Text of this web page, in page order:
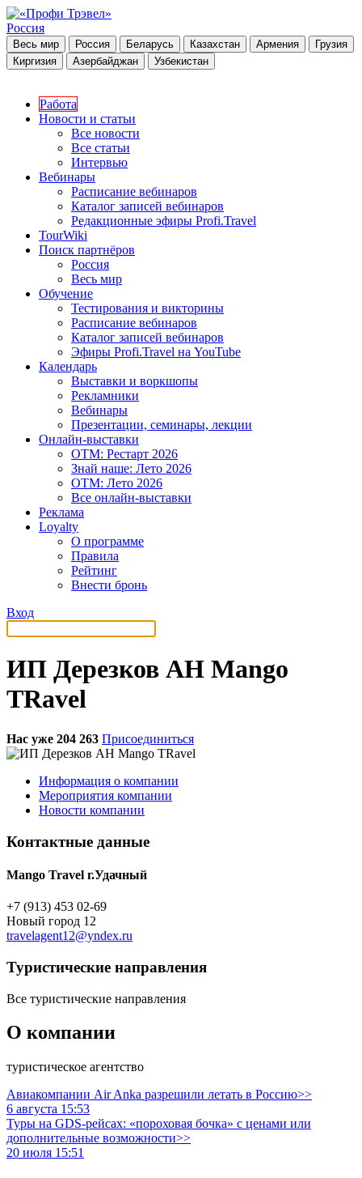
Россия
Весь мир Россия Беларусь Казахстан Армения
Грузия
Киргизия
Азербайджан Узбекистан
Работа
Новости и статьи
Все новости
Все статьи
Интервью
Вебинары
Расписание вебинаров
Каталог записей вебинаров
Редакционные эфиры Profi.Travel
TourWiki
Поиск партнёров
Россия
Весь мир
Обучение
Тестирования и викторины
Расписание вебинаров
Каталог записей вебинаров
Эфиры Profi.Travel на YouTube
Календарь
Выставки и воркшопы
Рекламники
Вебинары
Презентации, семинары, лекции
Онлайн-выставки
OTM: Рестарт 2026
Знай наше: Лето 2026
OTM: Лето 2026
Все онлайн-выставки
Реклама
Loyalty
О программе
Правила
Рейтинг
Внести бронь
Вход
ИП Дерезков АН Mango
TRavel
Нас уже 204 263 Присоединиться
Информация о компании
Мероприятия компании
Новости компании
Контактные данные
Mango Travel г.Удачный
+7 (913) 453 02-69
Новый город 12
travelagent12@yndex.ru
Туристическиe направления
Все туристические направления
О компании
туристическое агентство
Авиакомпании Air Anka разрешили летать в Россию>>
6 августа 15:53
Туры на GDS-рейсах: «пороховая бочка» с ценами или
дополнительные возможности>>
20 июля 15:51